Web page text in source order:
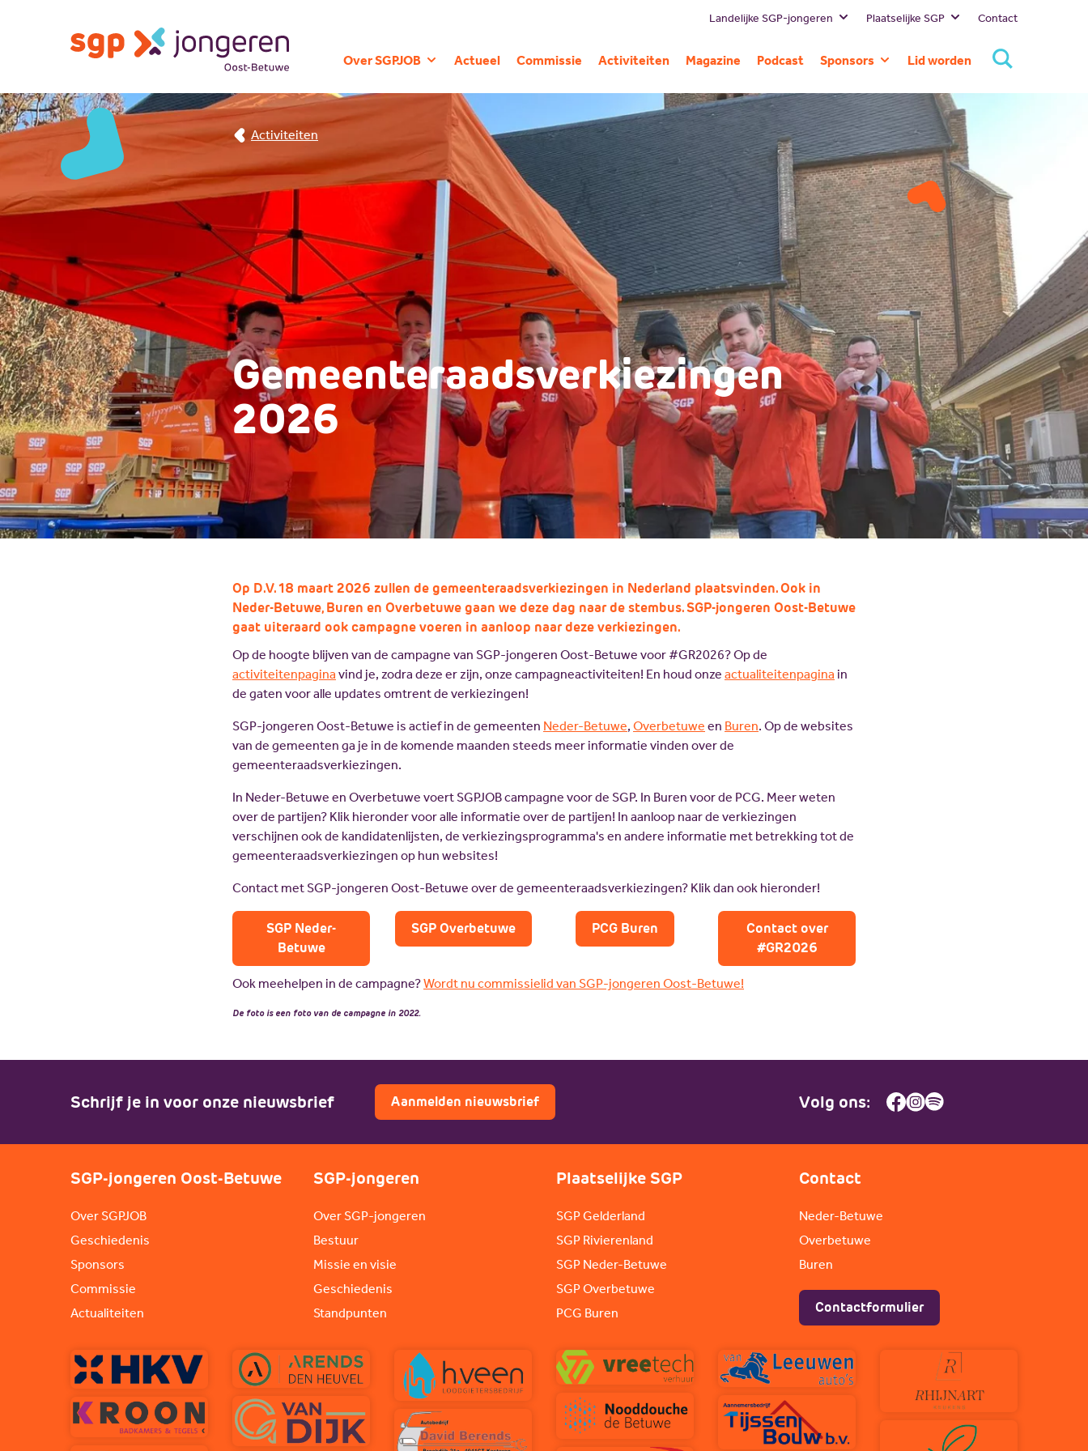
Landelijke SGP-jongeren
Geschiedenis
Standpunten
Plaatselijke SGP
politici
SGP
Landelijk
SGP
Gelderland
SGP
Rivierenland
SGP Neder-
Betuwe
SGP
Overbetuwe
PCG Buren
Contact
Over SGPJOB
Geschiedenis
Actueel Commissie Activiteiten Magazine Podcast Sponsors
Huidige
sponsors
Sponsor
worden
Lid worden
Activiteiten
Gemeenteraadsverkiezingen
2026
Op D.V. 18 maart 2026 zullen de gemeenteraadsverkiezingen in Nederland plaatsvinden. Ook in
Neder-Betuwe, Buren en Overbetuwe gaan we deze dag naar de stembus. SGP-jongeren Oost-Betuwe
gaat uiteraard ook campagne voeren in aanloop naar deze verkiezingen.
Op de hoogte blijven van de campagne van SGP-jongeren Oost-Betuwe voor #GR2026? Op de
activiteitenpagina vind je, zodra deze er zijn, onze campagneactiviteiten! En houd onze actualiteitenpagina in
de gaten voor alle updates omtrent de verkiezingen!
SGP-jongeren Oost-Betuwe is actief in de gemeenten Neder-Betuwe, Overbetuwe en Buren. Op de websites
van de gemeenten ga je in de komende maanden steeds meer informatie vinden over de
gemeenteraadsverkiezingen.
In Neder-Betuwe en Overbetuwe voert SGPJOB campagne voor de SGP. In Buren voor de PCG. Meer weten
over de partijen? Klik hieronder voor alle informatie over de partijen! In aanloop naar de verkiezingen
verschijnen ook de kandidatenlijsten, de verkiezingsprogramma's en andere informatie met betrekking tot de
gemeenteraadsverkiezingen op hun websites!
Contact met SGP-jongeren Oost-Betuwe over de gemeenteraadsverkiezingen? Klik dan ook hieronder!
SGP Neder-
Betuwe
SGP Overbetuwe PCG Buren
Contact over
#GR2026
Ook meehelpen in de campagne?Wordt nu commissielid van SGP-jongeren Oost-Betuwe!
De foto is een foto van de campagne in 2022.
Schrijf je in voor onze nieuwsbrief Aanmelden nieuwsbrief Volg ons:
SGP-jongeren Oost-Betuwe
Over SGPJOB
Geschiedenis
Sponsors
Commissie
Actualiteiten
SGP-jongeren
Over SGP-jongeren
Bestuur
Missie en visie
Geschiedenis
Standpunten
Plaatselijke SGP
SGP Gelderland
SGP Rivierenland
SGP Neder-Betuwe
SGP Overbetuwe
PCG Buren
Contact
Neder-Betuwe
Overbetuwe
Buren
Contactformulier